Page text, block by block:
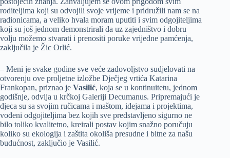
roditeljima koji su odvojili svoje vrijeme i pridružili nam se na
radionicama, a veliko hvala moram uputiti i svim odgojiteljima
koji su još jednom demonstrirali da uz zajedništvo i dobru
volju možemo stvarati i prenositi poruke vrijedne pamćenja,
zaključila je Žic Orlić.
– Meni je svake godine sve veće zadovoljstvo sudjelovati na
otvorenju ove proljetne izložbe Dječjeg vrtića Katarina
Frankopan, priznao je Vasilić, koja se u kontinuitetu, jednom
godišnje, odvija u krčkoj Galeriji Decumanus. Pripremajući je
djeca su sa svojim ručicama i maštom, idejama i projektima,
vođeni odgojiteljima bez kojih sve predstavljeno sigurno ne
bilo toliko kvalitetno, kreirali postav kojim snažno poručuju
koliko su ekologija i zaštita okoliša presudne i bitne za našu
budućnost, zaključio je Vasilić.